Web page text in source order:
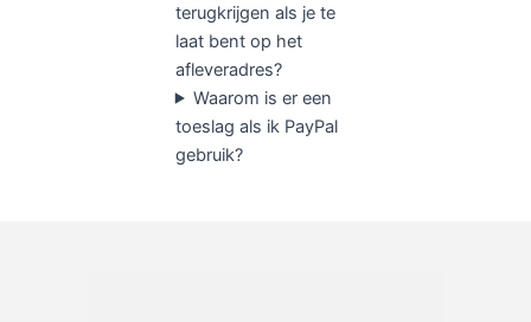
terugkrijgen als je te
laat bent op het
afleveradres?
Waarom is er een
toeslag als ik PayPal
gebruik?